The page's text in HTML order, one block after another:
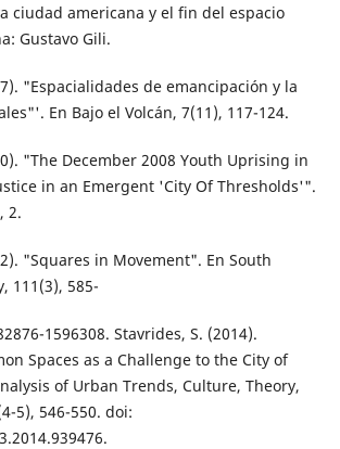
ciudad ameri­cana y el fin del espacio
Gustavo Gili.
"Espacialidades de eman­cipación y la
En Bajo el Volcán, 7(11), 117-124.
"The December 2008 Youth Uprising in
in an Emergent 'City Of Thresholds'".
2.
"Squares in Movement". En South
111(3), 585-
1596308. Stavrides, S. (2014).
Spac­es as a Challenge to the City of
of Urban Trends, Culture, Theory,
5), 546-550. doi: